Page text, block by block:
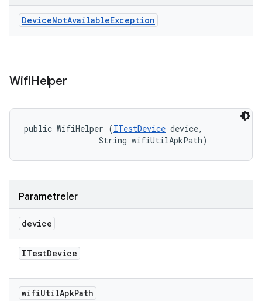
DeviceNotAvailableException
WifiHelper
public WifiHelper (ITestDevice device,
                String wifiUtilApkPath)
Parametreler
device
ITestDevice
wifiUtilApkPath